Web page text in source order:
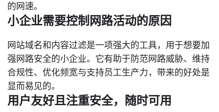
的网速。
小企业需要控制网路活动的原因
网站域名和内容过滤是一项强大的工具，用于想要加
强网路安全的小企业。它有助于防范网路威胁、维持
合规性、优化频宽与支持员工生产力，带来的好处是
显而易见的。
用户友好且注重安全，随时可用